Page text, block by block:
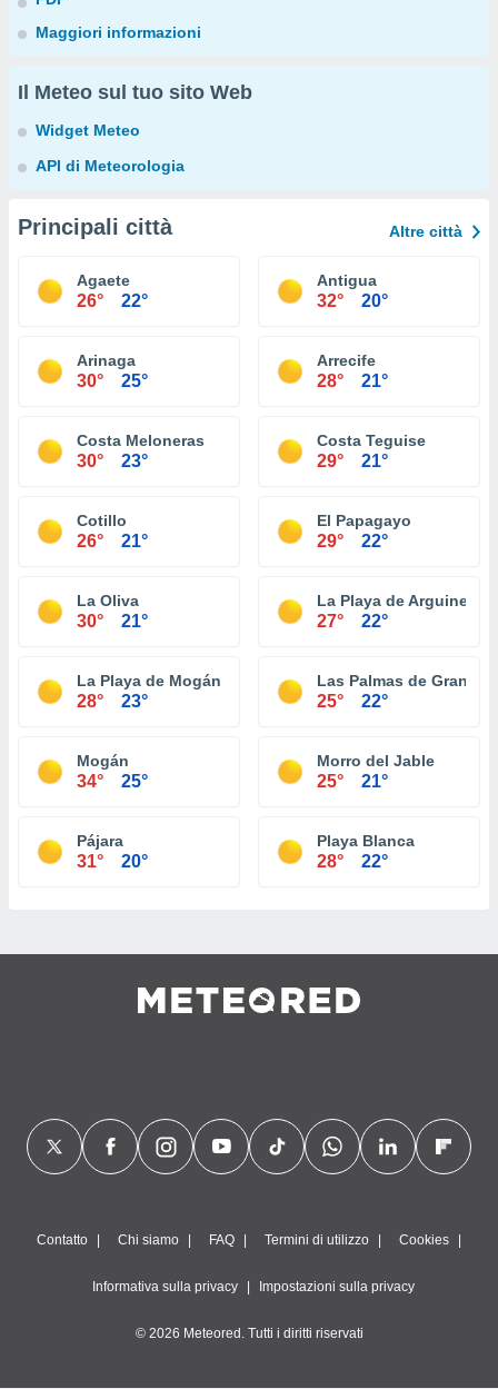
Maggiori informazioni
Il Meteo sul tuo sito Web
Widget Meteo
API di Meteorologia
Principali città Altre città
Agaete
26° 22°
Antigua
32° 20°
Arinaga
30° 25°
Arrecife
28° 21°
Costa Meloneras
30° 23°
Costa Teguise
29° 21°
Cotillo
26° 21°
El Papagayo
29° 22°
La Oliva
30° 21°
La Playa de
27° 22°
La Playa de Mogán
28° 23°
Las Palmas de Gran
25° 22°
Mogán
34° 25°
Morro del Jable
25° 21°
Pájara
31° 20°
Playa Blanca
28° 22°
Contatto Chi siamo FAQ Termini di utilizzo Cookies
Informativa sulla privacy Impostazioni sulla privacy
© 2026 Meteored. Tutti i diritti riservati